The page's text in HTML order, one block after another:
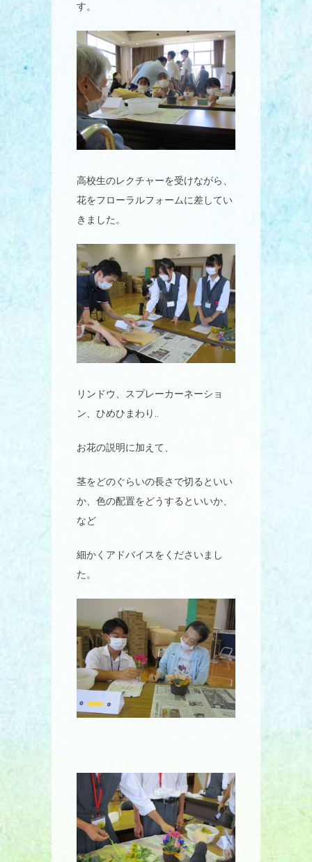
す。
高校生のレクチャーを受けながら、
花をフローラルフォームに差してい
きました。
リンドウ、スプレーカーネーショ
ン、ひめひまわり‥
お花の説明に加えて、
茎をどのぐらいの長さで切るといい
か、色の配置をどうするといいか、
など
細かくアドバイスをくださいまし
た。